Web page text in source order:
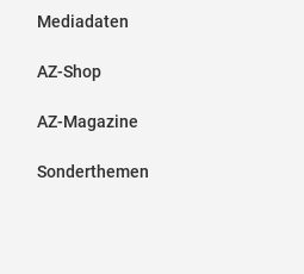
Mediadaten
AZ-Shop
AZ-Magazine
Sonderthemen